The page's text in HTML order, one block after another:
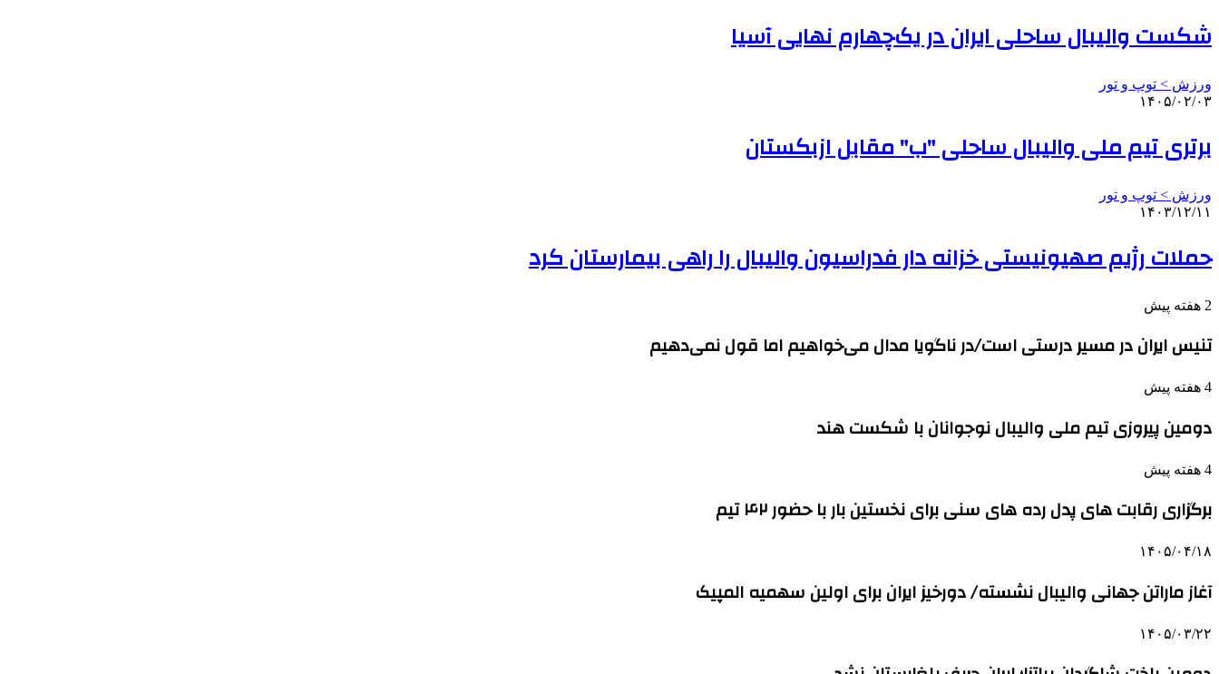
شکست والیبال ساحلی ایران در یک‌چهارم نهایی آسیا
ورزش > توپ و تور
۱۴۰۵/۰۲/۰۳
برتری تیم ملی والیبال ساحلی "ب" مقابل ازبکستان
ورزش > توپ و تور
۱۴۰۳/۱۲/۱۱
حملات رژیم صهیونیستی خزانه دار فدراسیون والیبال را راهی بیمارستان کرد
2 هفته پیش
تنیس ایران در مسیر درستی است/در ناگویا مدال می‌خواهیم اما قول نمی‌دهیم
4 هفته پیش
دومین پیروزی تیم ملی والیبال نوجوانان با شکست هند
4 هفته پیش
برگزاری رقابت های پدل رده های سنی برای نخستین بار با حضور ۴۲ تیم
۱۴۰۵/۰۴/۱۸
آغاز ماراتن جهانی والیبال نشسته/ دورخیز ایران برای اولین سهمیه المپیک
۱۴۰۵/۰۳/۲۲